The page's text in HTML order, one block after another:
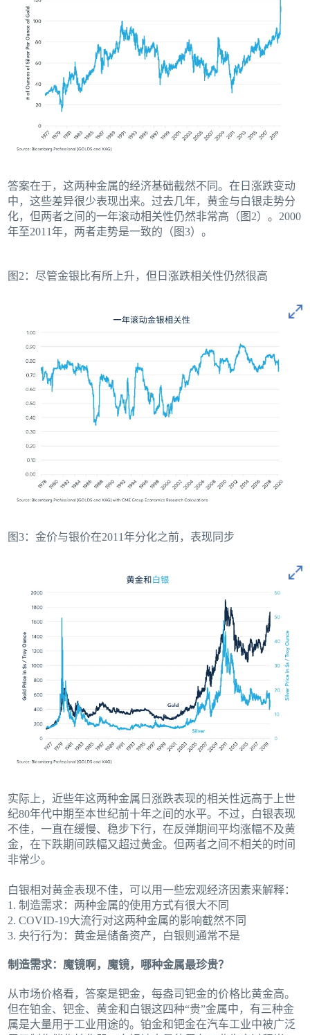
答案在于，这两种金属的经济基础截然不同。在日涨跌变动
中，这些差异很少表现出来。过去几年，黄金与白银走势分
化，但两者之间的一年滚动相关性仍然非常高（图2）。2000
年至2011年，两者走势是一致的（图3）。
图2：尽管金银比有所上升，但日涨跌相关性仍然很高
图3：金价与银价在2011年分化之前，表现同步
实际上，近些年这两种金属日涨跌表现的相关性远高于上世
纪80年代中期至本世纪前十年之间的水平。不过，白银表现
不佳，一直在缓慢、稳步下行，在反弹期间平均涨幅不及黄
金，在下跌期间跌幅又超过黄金。但两者之间不相关的时间
非常少。
白银相对黄金表现不佳，可以用一些宏观经济因素来解释：
1. 制造需求：两种金属的使用方式有很大不同
2. COVID-19大流行对这两种金属的影响截然不同
3. 央行行为：黄金是储备资产，白银则通常不是
制造需求：魔镜啊，魔镜，哪种金属最珍贵？
从市场价格看，答案是钯金，每盎司钯金的价格比黄金高。
但在铂金、钯金、黄金和白银这四种“贵”金属中，有三种金
属是大量用于工业用途的。铂金和钯金在汽车工业中被广泛